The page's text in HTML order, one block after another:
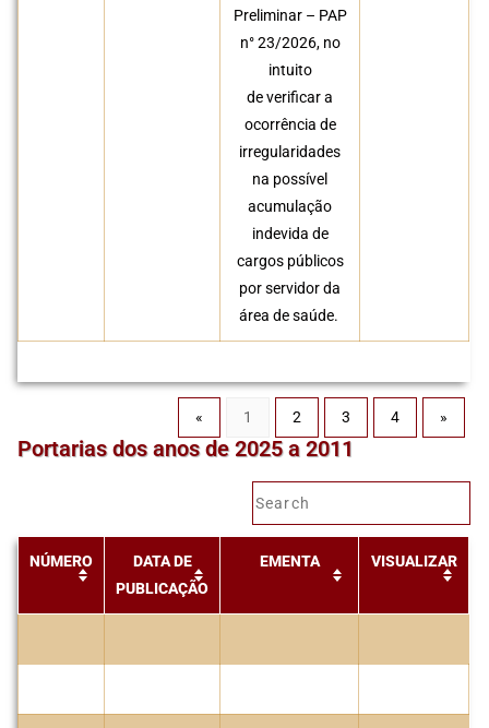
Preliminar – PAP
n° 23/2026, no
intuito
de verificar a
ocorrência de
irregularidades
na possível
acumulação
indevida de
cargos públicos
por servidor da
área de saúde.
« 1 2 3 4 »
Portarias dos anos de 2025 a 2011
NÚMERO
DATA DE
PUBLICAÇÃO
EMENTA VISUALIZAR